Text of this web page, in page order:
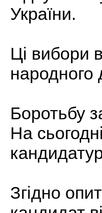
України.
Ці вибори
народного
Боротьбу
На
Згідно